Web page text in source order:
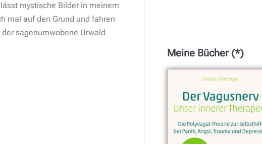
mystische Bilder in meinem
mal auf den Grund und fahren
sagenumwobene Urwald
Meine Bücher (*)